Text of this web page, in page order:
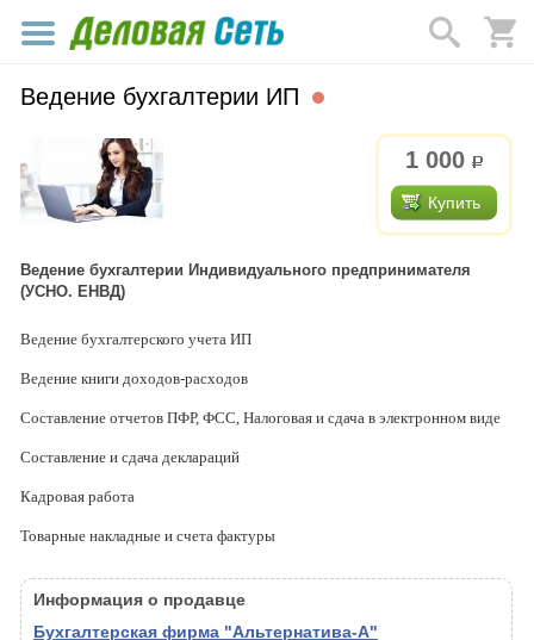
Ведение бухгалтерии ИП
1 000 р.
Купить
Ведение бухгалтерии Индивидуального предпринимателя
(УСНО. ЕНВД)
Ведение бухгалтерского учета ИП
Ведение книги доходов-расходов
Составление отчетов ПФР, ФСС, Налоговая и сдача в электронном виде
Составление и сдача деклараций
Кадровая работа
Товарные накладные и счета фактуры
Информация о продавце
Бухгалтерская фирма "Альтернатива-А"